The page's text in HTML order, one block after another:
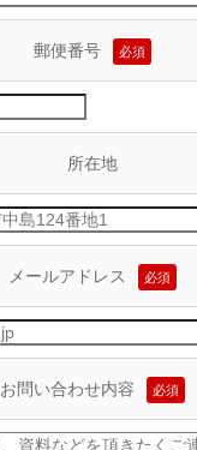
郵便番号 必須
所在地
メールアドレス 必須
お問い合わせ内容 必須